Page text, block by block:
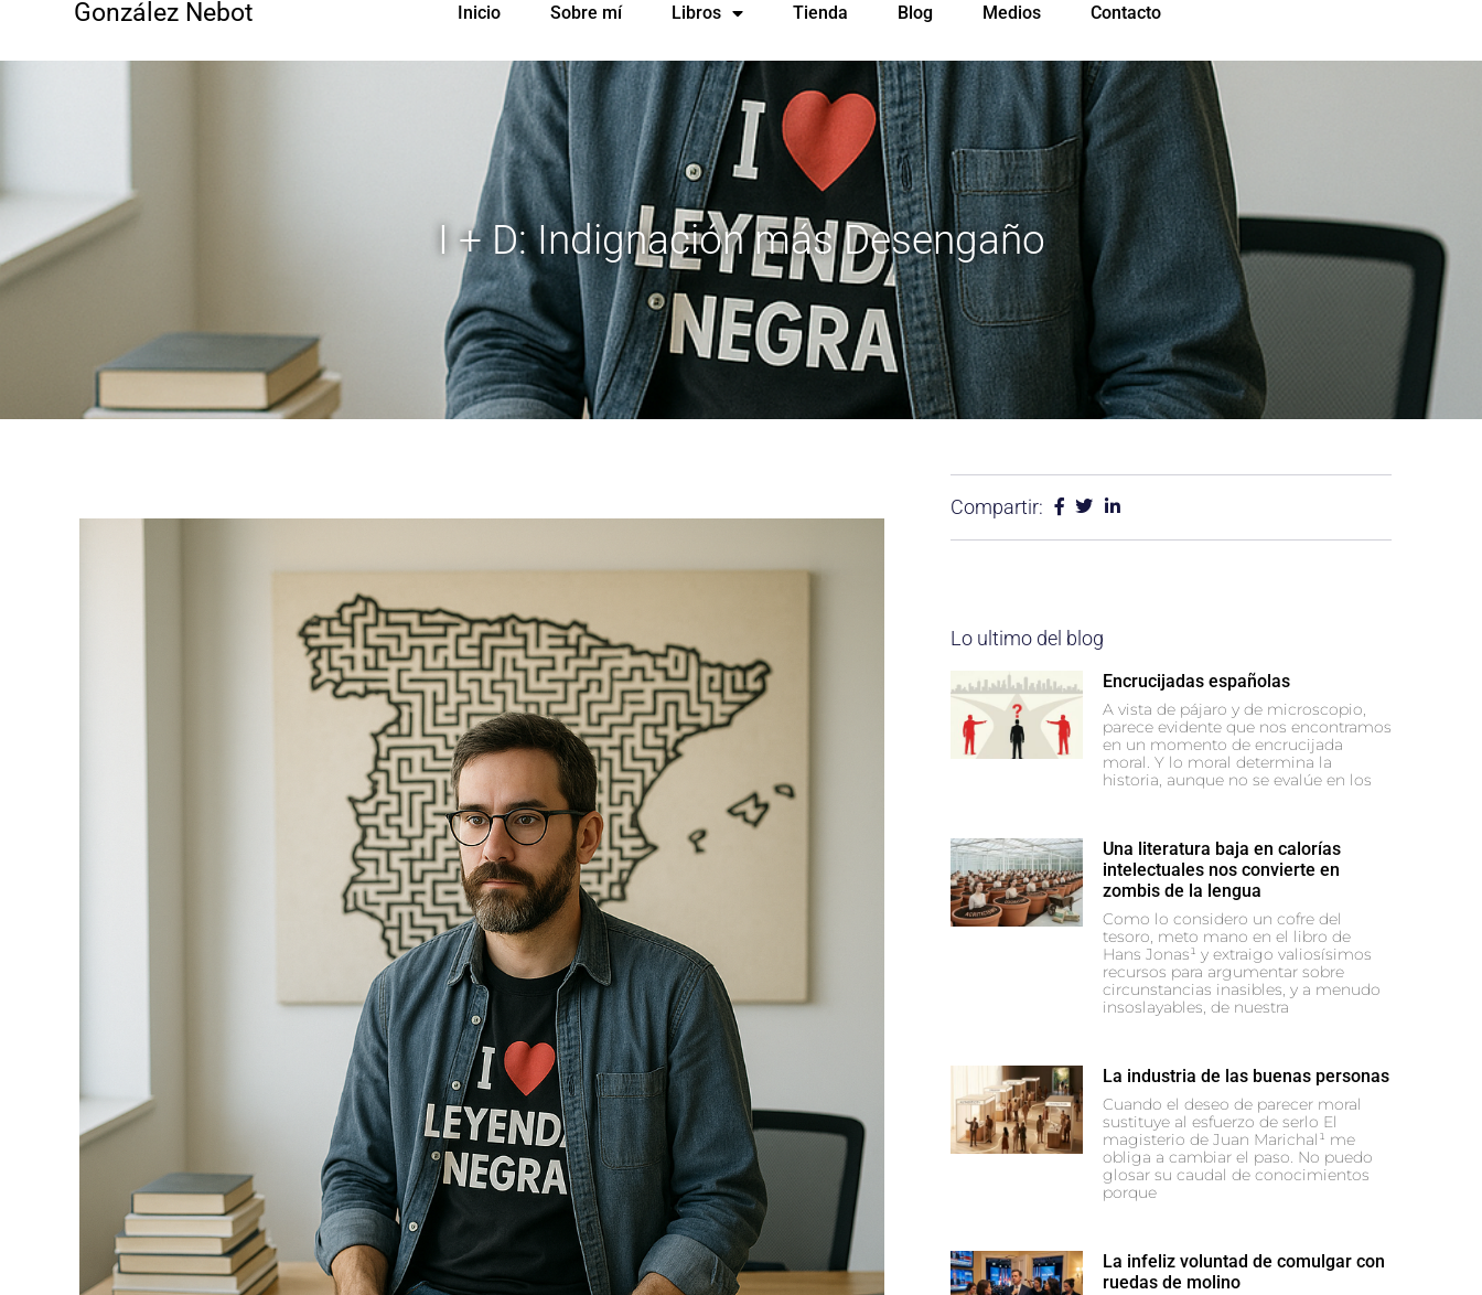
González Nebot Inicio Sobre mí Libros Tienda Blog Medios Contacto
I + D: Indignación más Desengaño
Compartir:
Lo ultimo del blog
Encrucijadas españolas
A vista de pájaro y de microscopio,
parece evidente que nos encontramos
en un momento de encrucijada
moral. Y lo moral determina la
historia, aunque no se evalúe en los
Una literatura baja en calorías
intelectuales nos convierte en
zombis de la lengua
Como lo considero un cofre del
tesoro, meto mano en el libro de
Hans Jonas¹ y extraigo valiosísimos
recursos para argumentar sobre
circunstancias inasibles, y a menudo
insoslayables, de nuestra
La industria de las buenas personas
Cuando el deseo de parecer moral
sustituye al esfuerzo de serlo El
magisterio de Juan Marichal¹ me
obliga a cambiar el paso. No puedo
glosar su caudal de conocimientos
porque
La infeliz voluntad de comulgar con
ruedas de molino